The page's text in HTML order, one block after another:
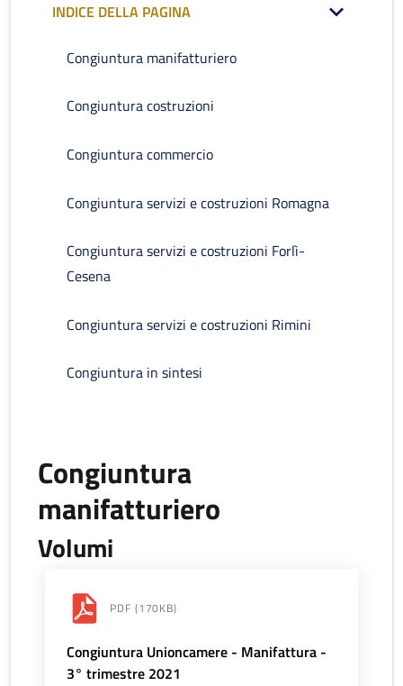
INDICE DELLA PAGINA
Congiuntura manifatturiero
Congiuntura costruzioni
Congiuntura commercio
Congiuntura servizi e costruzioni Romagna
Congiuntura servizi e costruzioni Forlì-
Cesena
Congiuntura servizi e costruzioni Rimini
Congiuntura in sintesi
Congiuntura
manifatturiero
Volumi
PDF (170KB)
Congiuntura Unioncamere - Manifattura -
3° trimestre 2021